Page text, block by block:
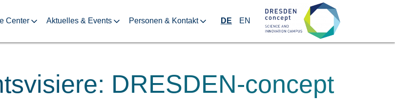
Center Aktuelles & Events Personen & Kontakt DE EN
DRESDEN-concept